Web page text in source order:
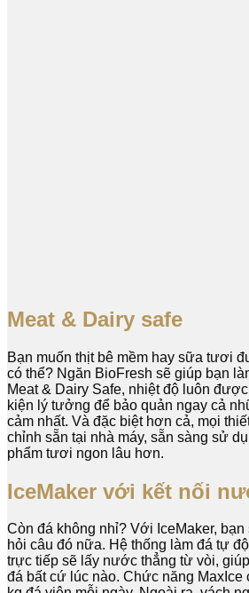
Meat & Dairy safe
Bạn muốn thịt bê mềm hay sữa tươi
có thể? Ngăn BioFresh sẽ giúp bạn
Meat & Dairy Safe, nhiệt độ luôn
kiện lý tưởng để bảo quản ngay cả
cảm nhất. Và đặc biệt hơn cả, mọi
chỉnh sẵn tại nhà máy, sẵn sàng sử
phẩm tươi ngon lâu hơn.
IceMaker với kết nối
Còn đá không nhỉ? Với IceMaker,
hỏi câu đó nữa. Hệ thống làm đá tự
trực tiếp sẽ lấy nước thẳng từ vòi,
đá bất cứ lúc nào. Chức năng MaxIce